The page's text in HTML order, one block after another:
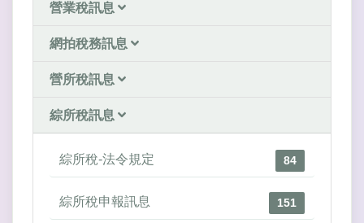
營業稅訊息
網拍稅務訊息
營所稅訊息
綜所稅訊息
綜所稅-法令規定 84
綜所稅申報訊息 151